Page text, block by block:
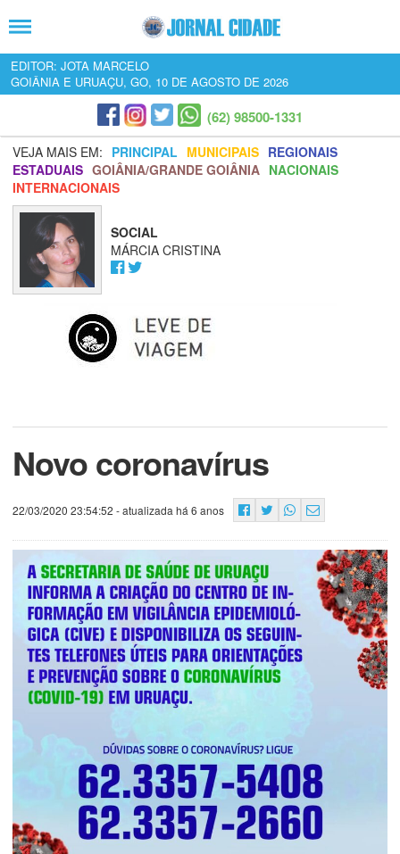
EDITOR: JOTA MARCELO
GOIÂNIA E URUAÇU, GO, 10 DE AGOSTO DE 2026
(62) 98500-1331
VEJA MAIS EM: PRINCIPAL MUNICIPAIS REGIONAIS
ESTADUAIS GOIÂNIA/GRANDE GOIÂNIA NACIONAIS
INTERNACIONAIS
SOCIAL
MÁRCIA CRISTINA
Novo coronavírus
22/03/2020 23:54:52 - atualizada há 6 anos